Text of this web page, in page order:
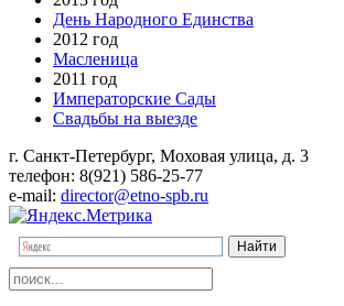
День Народного Единства
2012 год
Масленица
2011 год
Императорские Сады
Свадьбы на выезде
г. Санкт-Петербург, Моховая улица, д. 3
телефон: 8(921) 586-25-77
e-mail: director@etno-spb.ru